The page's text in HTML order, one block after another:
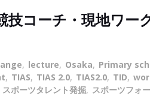
コーチ・現地ワー
, lecture, Osaka, Primary
, TIAS, TIAS 2.0, TIAS2.0, TID,
スポーツタレント発掘, スポーツフォ